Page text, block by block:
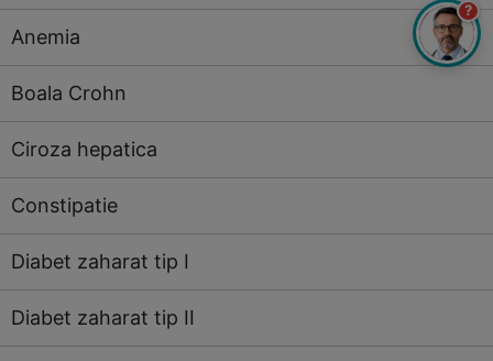
Anemia
Boala Crohn
Ciroza hepatica
Constipatie
Diabet zaharat tip I
Diabet zaharat tip II
?